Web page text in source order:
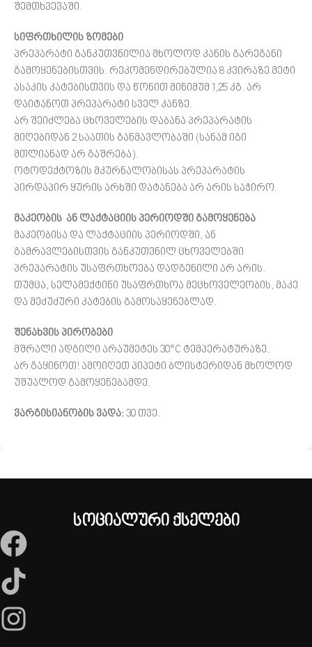
შემთხვევაში.
სიფრთხილის ზომები
პრეპარატი განკუთვნილია მხოლოდ კანის გარეგანი
გამოყენებისთვის. რეკომენდირებულია 8 კვირაზე მეტი
ასაკის კატებისთვის და წონით მინიმუმ 1,25 კგ. არ
დაიტანოთ პრეპარატი სველ კანზე.
არ შეიძლება ცხოველების დაბანა პრეპარატის
მიღებიდან 2 საათის განმავლობაში (სანამ იგი
მთლიანად არ გაშრება).
ოტოდექტოზის მკურნალობისას პრეპარატის
პირდაპირ ყურის არხში დატანება არ არის საჭირო.
მაკეობის ან ლაქტაციის პერიოდში გამოყენება
მაკეობისა და ლაქტაციის პერიოდში, ან
გამრავლებისთვის განკუთვნილ ცხოველებში
პრეპარატის უსაფრთხოება დადგენილი არ არის.
თუმცა, სელამექტინი უსაფრთხოა მეცხოველეობის, მაკე
და მეძუძური კატების გამოსაყენებლად.
შენახვის პირობები
მშრალი ადგილი არაუმეტეს 30°C ტემპერატურაზე.
არ გაყინოთ! ამოიღეთ პიპეტი ბლისტერიდან მხოლოდ
უშუალოდ გამოყენებამდე.
ვარგისიანობის ვადა:30 თვე.
სოციალური ქსელები